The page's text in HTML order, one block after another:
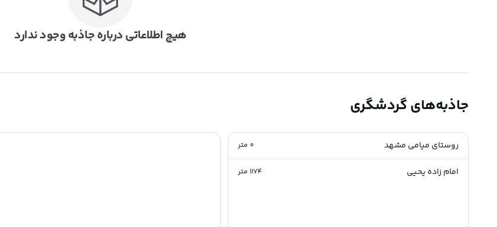
هیچ اطلاعاتی درباره جاذبه وجود ندارد
جاذبه‌های گردشگری
روستای میامی مشهد 0 متر
امام زاده یحیی 1174 متر